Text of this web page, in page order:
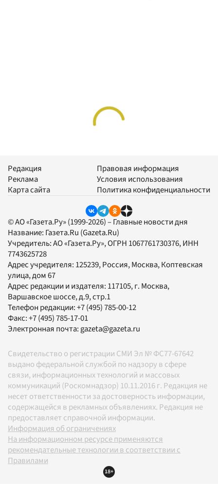
Редакция
Реклама
Карта сайта
Правовая информация
Условия использования
Политика конфиденциальности
© АО «Газета.Ру» (1999-2026) – Главные новости дня
Название: Газета.Ru (Gazeta.Ru)
Учредитель:АО «Газета.Ру», ОГРН 1067761730376, ИНН
7743625728
Адрес учредителя: 125239, Россия, Москва, Коптевская
улица, дом 67
Адрес редакции и издателя: 117105, г. Москва,
Варшавское шоссе, д.9, стр.1
Телефон редакции:+7 (495) 785-00-12
Факс:+7 (495) 785-17-01
Электронная почта:gazeta@gazeta.ru
Свидетельство о регистрации СМИ Эл № ФС77-67642
выдано федеральной службой по надзору в сфере
связи, информационных технологий и массовых
коммуникаций (Роскомнадзор) 10.11.2016 г. Редакция не
несет ответственности за достоверность информации,
содержащейся в рекламных объявлениях. Редакция не
предоставляет справочной информации.
Информация об ограничениях
На информационном ресурсе применяются
рекомендательные технологии в соответствии с
Правилами
18+